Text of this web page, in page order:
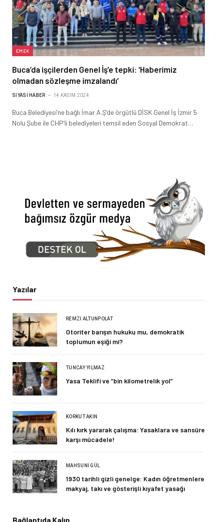
EMEK
Buca’da işçilerden Genel İş’e tepki: ‘Haberimiz
olmadan sözleşme imzalandı’
SIYASI HABER 14 KASIM 2024
Buca Belediyesi’ne bağlı İmar A.Ş’de örgütlü DİSK Genel İş İzmir 5
Nolu Şube ile CHP’li belediyeleri temsil eden Sosyal Demokrat…
Yazılar
REMZI ALTUNPOLAT
Otoriter barışın hukuku mu, demokratik
toplumun eşiği mi?
TUNCAY YILMAZ
Yasa Teklifi ve “bin kilometrelik yol”
KORKUT AKIN
Kılı kırk yararak çalışma: Yasaklara ve sansüre
karşı mücadele!
MAHSUNI GÜL
1930 tarihli gizli genelge: Kadın öğretmenlere
makyaj, takı ve gösterişli kıyafet yasağı
Bağlantıda Kalın